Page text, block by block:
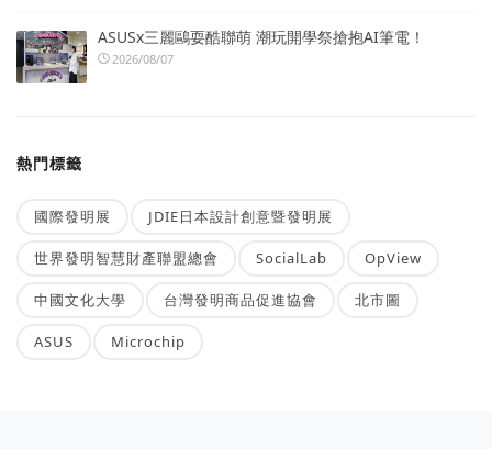
ASUSx三麗鷗耍酷聯萌 潮玩開學祭搶抱AI筆電！
2026/08/07
熱門標籤
國際發明展 JDIE日本設計創意暨發明展
世界發明智慧財產聯盟總會 SocialLab OpView
中國文化大學 台灣發明商品促進協會 北市圖
ASUS Microchip